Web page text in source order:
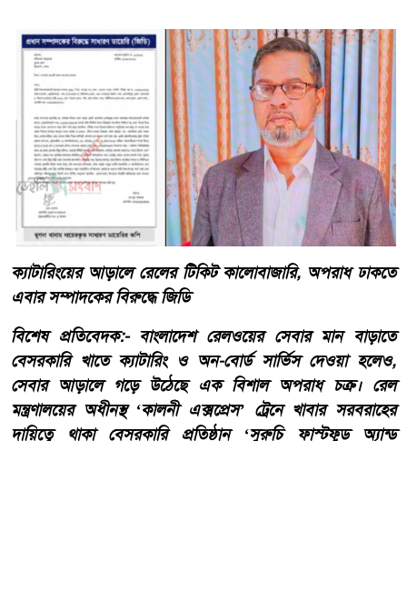
ক্যাটারিংয়ের আড়ালে রেলের টিকিট কালোবাজারি, অপরাধ ঢাকতে
এবার সম্পাদকের বিরুদ্ধে জিডি
​বিশেষ প্রতিবেদক:- ​বাংলাদেশ রেলওয়ের সেবার মান বাড়াতে
বেসরকারি খাতে ক্যাটারিং ও অন-বোর্ড সার্ভিস দেওয়া হলেও,
সেবার আড়ালে গড়ে উঠেছে এক বিশাল অপরাধ চক্র। রেল
মন্ত্রণালয়ের অধীনস্থ ‘কালনী এক্সপ্রেস’ ট্রেনে খাবার সরবরাহের
দায়িত্বে থাকা বেসরকারি প্রতিষ্ঠান ‘সুরুচি ফাস্টফুড অ্যান্ড